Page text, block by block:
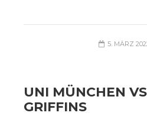
5. MÄRZ
UNI MÜNCHEN
GRIFFINS